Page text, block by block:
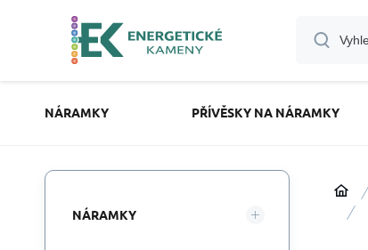
NÁRAMKY PŘÍVĚSKY NA NÁRAMKY
NÁRAMKY